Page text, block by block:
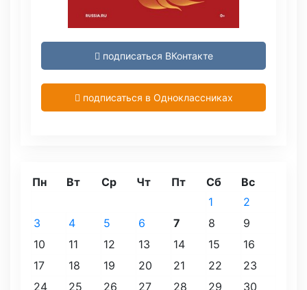
подписаться ВКонтакте
подписаться в Одноклассниках
Пн Вт Ср Чт Пт Сб
Вс
1
2
3
4 5 6 7 8
9
10
11 12 13 14 15
16
17
18 19 20 21 22
23
24
25 26 27 28 29 30